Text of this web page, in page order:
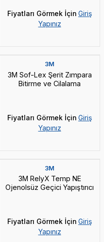
Fiyatları Görmek İçin Giriş
Yapınız
3M
3M Sof-Lex Şerit Zımpara
Bitirme ve Cilalama
Fiyatları Görmek İçin Giriş
Yapınız
3M
3M RelyX Temp NE
Ojenolsüz Geçici Yapıştırıcı
Fiyatları Görmek İçin Giriş
Yapınız